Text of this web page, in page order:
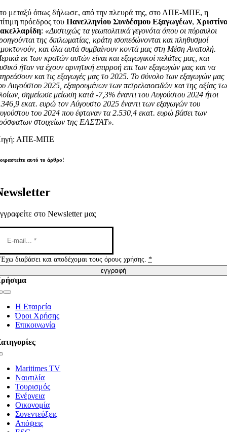
μεταξύ όπως δήλωσε, από την πλευρά της, στο ΑΠΕ-ΜΠΕ, η
πρόεδρος τουΠανελληνίου Συνδέσμου Εξαγωγέων,
: «Δυστυχώς τα γεωπολιτικά γεγονότα όπου οι πύραυλοι
της διπλωματίας, κράτη ισοπεδώνονται και πληθυσμοί
και όλα αυτά συμβαίνουν κοντά μας στη Μέση Ανατολή.
εκ των κρατών αυτών είναι και εξαγωγικοί πελάτες μας, και
ήταν να έχουν αρνητική επιρροή επι των εξαγωγών μας και να
και τις εξαγωγές μας το 2025. Το σύνολο των εξαγωγών μας
Αυγούστου 2025, εξαιρουμένων των πετρελαιοειδών και της αξίας
σημείωσε μείωση κατά -7,3% έναντι του Αυγούστου 2024 ήτοι
εκατ. ευρώ τον Αύγουστο 2025 έναντι των εξαγωγών του
του 2024 που έφταναν τα 2.530,4 εκατ. ευρώ βάσει των
στοιχείων της ΕΛΣΤΑΤ».
ΑΠΕ-ΜΠΕ
αυτό το άρθρο!
στο Newsletter μας
Έχω διαβάσει και αποδέχομαι τους όρους χρήσης.*
εγγραφή
Η Εταιρεία
Όροι Χρήσης
Επικοινωνία
Maritimes TV
Ναυτιλία
Τουρισμός
Ενέργεια
Οικονομία
Συνεντεύξεις
Απόψεις